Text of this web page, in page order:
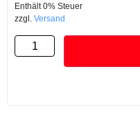
Enthält 0% Steuer
zzgl. Versand